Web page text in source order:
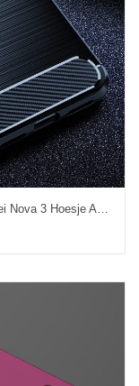
Huawei Nova 3 Hoesje Trend Hoes Pu, Huawei Nova 3 Hoesje Anti-fall Persoonlijk